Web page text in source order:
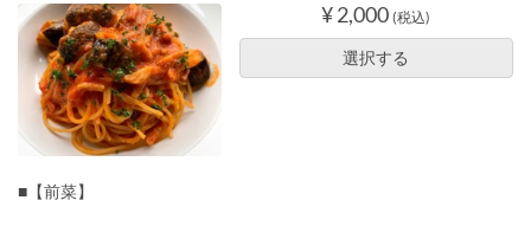
¥ 2,000 (税込)
選択する
■【前菜】